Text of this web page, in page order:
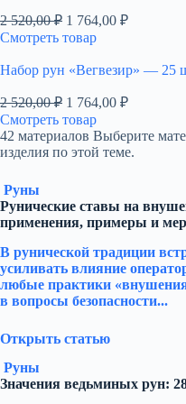
2 520,00₽ Первоначальная
цена
составляла
2
1 764,00 ₽Текущая
764,00 ₽.
Смотреть товар
Набор рун «Вегвезир» — 25
2 520,00₽ Первоначальная
цена
составляла
2
1 764,00 ₽Текущая
1
764,00 ₽.
Смотреть товар
42 материалов Выберите
изделия по этой теме.
Руны
Рунические ставы на
применения, примеры и
В рунической традиции
усиливать влияние
любые практики
в вопросы безопасности...
Открыть статью
Руны
Значения ведьминых рун: